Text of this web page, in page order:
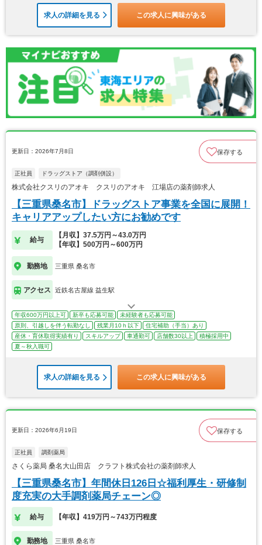
求人の詳細を見る この求人に興味がある
更新日：2026年7月8日 保存する
正社員 ドラッグストア（調剤併設）
株式会社クスリのアオキ クスリのアオキ 江場店の薬剤師求人
【三重県桑名市】ドラッグストア事業を全国に展開！
キャリアアップしたい方にお勧めです
給与
【月収】37.5万円～43.0万円
【年収】500万円～600万円
勤務地 三重県 桑名市
アクセス 近鉄名古屋線 益生駅
年収600万円以上可 新卒も応募可能
未経験者も応募可能
原則、引越しを伴う転勤なし
残業月10ｈ以下
住宅補助（手当）あり
産休・育休取得実績有り
スキルアップ 車通勤可 店舗数30以上
積極採用中
夏～秋入職可
求人の詳細を見る この求人に興味がある
更新日：2026年6月19日 保存する
正社員 調剤薬局
さくら薬局 桑名大山田店 クラフト株式会社の薬剤師求人
【三重県桑名市】年間休日126日☆福利厚生・研修制
度充実の大手調剤薬局チェーン◎
給与 【年収】419万円～743万円程度
勤務地 三重県 桑名市